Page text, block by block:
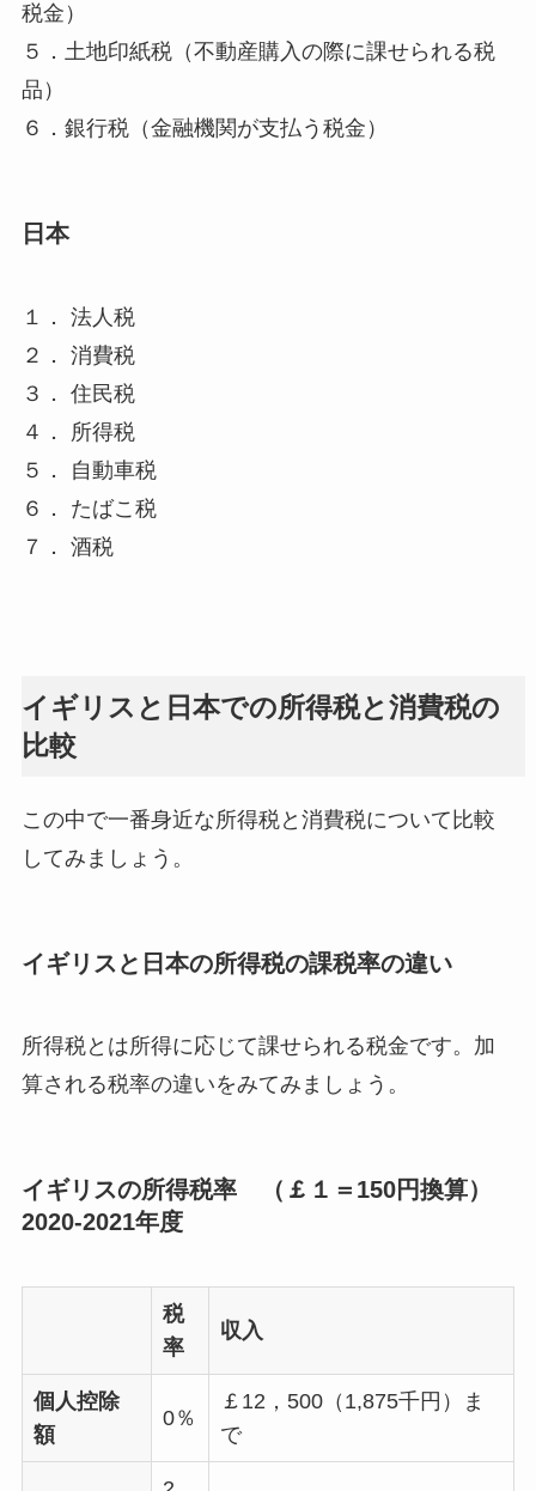
税金）
５．土地印紙税（不動産購入の際に課せられる税
品）
６．銀行税（金融機関が支払う税金）
日本
１． 法人税
２． 消費税
３． 住民税
４． 所得税
５． 自動車税
６． たばこ税
７． 酒税
イギリスと日本での所得税と消費税の
比較
この中で一番身近な所得税と消費税について比較
してみましょう。
イギリスと日本の所得税の課税率の違い
所得税とは所得に応じて課せられる税金です。加
算される税率の違いをみてみましょう。
イギリスの所得税率 （￡１＝150円換算）
2020-2021年度
税
率
収入
個人控除
額
0％
￡12，500（1,875千円）ま
で